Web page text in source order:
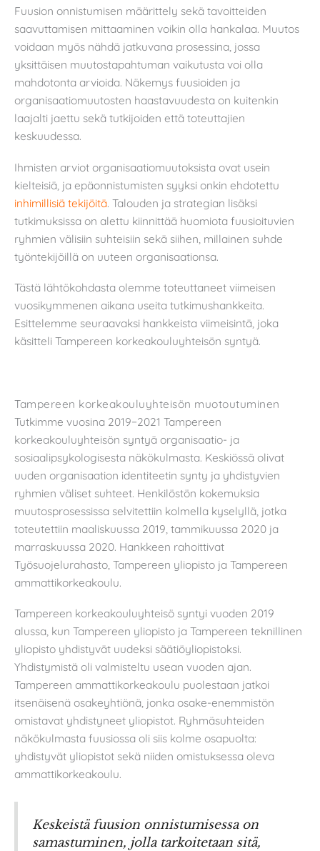
Fuusion onnistumisen määrittely sekä tavoitteiden
saavuttamisen mittaaminen voikin olla hankalaa. Muutos
voidaan myös nähdä jatkuvana prosessina, jossa
yksittäisen muutostapahtuman vaikutusta voi olla
mahdotonta arvioida. Näkemys fuusioiden ja
organisaatiomuutosten haastavuudesta on kuitenkin
laajalti jaettu sekä tutkijoiden että toteuttajien
keskuudessa.
Ihmisten arviot organisaatiomuutoksista ovat usein
kielteisiä, ja epäonnistumisten syyksi onkin ehdotettu
inhimillisiä tekijöitä. Talouden ja strategian lisäksi
tutkimuksissa on alettu kiinnittää huomiota fuusioituvien
ryhmien välisiin suhteisiin sekä siihen, millainen suhde
työntekijöillä on uuteen organisaationsa.
Tästä lähtökohdasta olemme toteuttaneet viimeisen
vuosikymmenen aikana useita tutkimushankkeita.
Esittelemme seuraavaksi hankkeista viimeisintä, joka
käsitteli Tampereen korkeakouluyhteisön syntyä.
Tampereen korkeakouluyhteisön muotoutuminen
Tutkimme vuosina 2019−2021 Tampereen
korkeakouluyhteisön syntyä organisaatio- ja
sosiaalipsykologisesta näkökulmasta. Keskiössä olivat
uuden organisaation identiteetin synty ja yhdistyvien
ryhmien väliset suhteet. Henkilöstön kokemuksia
muutosprosessissa selvitettiin kolmella kyselyllä, jotka
toteutettiin maaliskuussa 2019, tammikuussa 2020 ja
marraskuussa 2020. Hankkeen rahoittivat
Työsuojelurahasto, Tampereen yliopisto ja Tampereen
ammattikorkeakoulu.
Tampereen korkeakouluyhteisö syntyi vuoden 2019
alussa, kun Tampereen yliopisto ja Tampereen teknillinen
yliopisto yhdistyvät uudeksi säätiöyliopistoksi.
Yhdistymistä oli valmisteltu usean vuoden ajan.
Tampereen ammattikorkeakoulu puolestaan jatkoi
itsenäisenä osakeyhtiönä, jonka osake-enemmistön
omistavat yhdistyneet yliopistot. Ryhmäsuhteiden
näkökulmasta fuusiossa oli siis kolme osapuolta:
yhdistyvät yliopistot sekä niiden omistuksessa oleva
ammattikorkeakoulu.
Keskeistä fuusion onnistumisessa on
samastuminen, jolla tarkoitetaan sitä,